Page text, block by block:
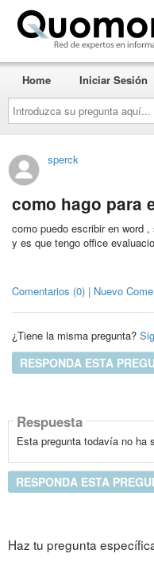
Introduzca
su
pregunta
aquí...
Home Iniciar Sesión
sperck
como hago para
como puedo escribir en word
y es que tengo office
Comentarios (0) | Nuevo
¿Tiene la misma pregunta?
RESPONDA ESTA
Respuesta
Esta pregunta todavía no ha
RESPONDA ESTA
Haz tu pregunta